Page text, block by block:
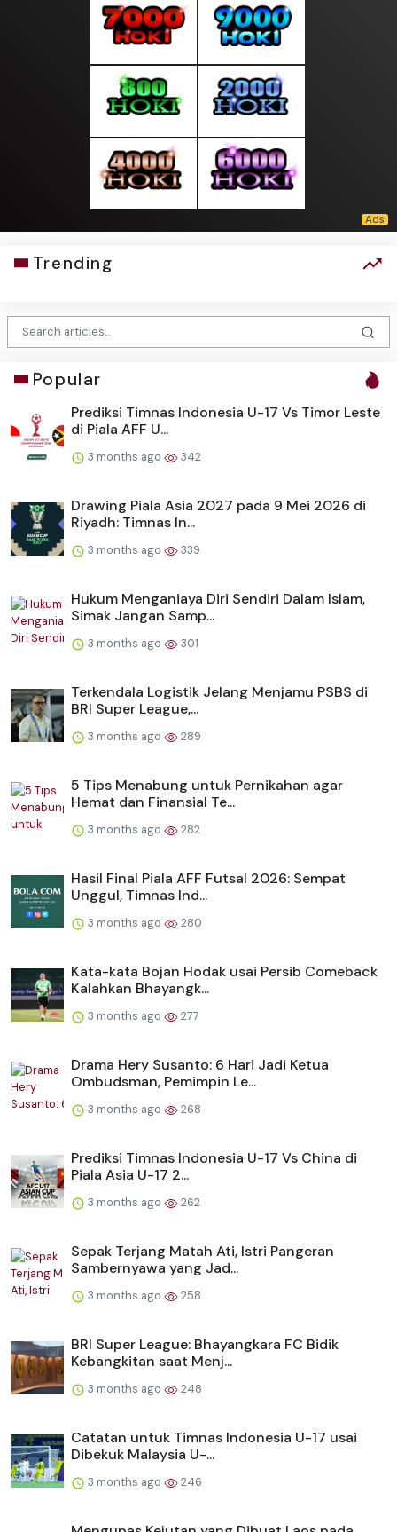
Trending
Popular
Prediksi Timnas Indonesia U-17 Vs Timor Leste
di Piala AFF U...
3 months ago 342
Drawing Piala Asia 2027 pada 9 Mei 2026 di
Riyadh: Timnas In...
3 months ago 339
Hukum Menganiaya Diri Sendiri Dalam Islam,
Simak Jangan Samp...
3 months ago 301
Terkendala Logistik Jelang Menjamu PSBS di
BRI Super League,...
3 months ago 289
5 Tips Menabung untuk Pernikahan agar
Hemat dan Finansial Te...
3 months ago 282
Hasil Final Piala AFF Futsal 2026: Sempat
Unggul, Timnas Ind...
3 months ago 280
Kata-kata Bojan Hodak usai Persib Comeback
Kalahkan Bhayangk...
3 months ago 277
Drama Hery Susanto: 6 Hari Jadi Ketua
Ombudsman, Pemimpin Le...
3 months ago 268
Prediksi Timnas Indonesia U-17 Vs China di
Piala Asia U-17 2...
3 months ago 262
Sepak Terjang Matah Ati, Istri Pangeran
Sambernyawa yang Jad...
3 months ago 258
BRI Super League: Bhayangkara FC Bidik
Kebangkitan saat Menj...
3 months ago 248
Catatan untuk Timnas Indonesia U-17 usai
Dibekuk Malaysia U-...
3 months ago 246